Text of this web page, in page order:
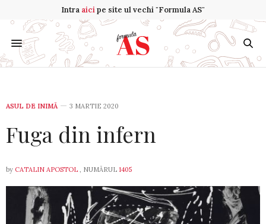
Intra aicipe site ul vechi "Formula AS"
ASUL DE INIMĂ 3 MARTIE 2020
Fuga din infern
by CATALIN APOSTOL , NUMĂRUL 1405